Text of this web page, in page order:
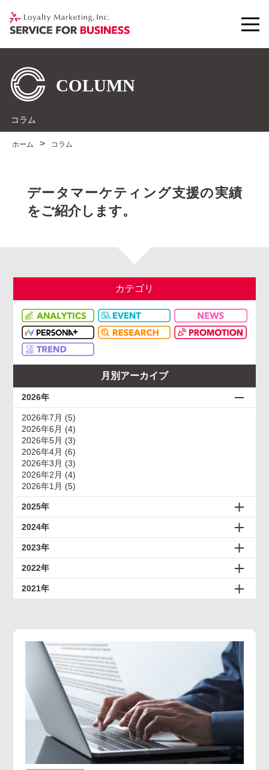
コラム
ホーム コラム
データマーケティング支援の実績
をご紹介します。
カテゴリ
月別アーカイブ
2026年
2026年7月 (5)
2026年6月 (4)
2026年5月 (3)
2026年4月 (6)
2026年3月 (3)
2026年2月 (4)
2026年1月 (5)
2025年
2024年
2023年
2022年
2021年